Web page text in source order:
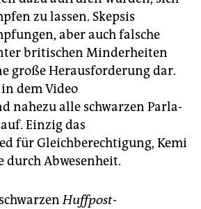
zu lassen. Skepsis
aber auch falsche
britischen Minderheiten
große Herausforderung dar.
dem Video
nahezu alle schwarzen Par­la­
Einzig das
für Gleichberechtigung, Kemi
durch Abwesenheit.
Huffpost-